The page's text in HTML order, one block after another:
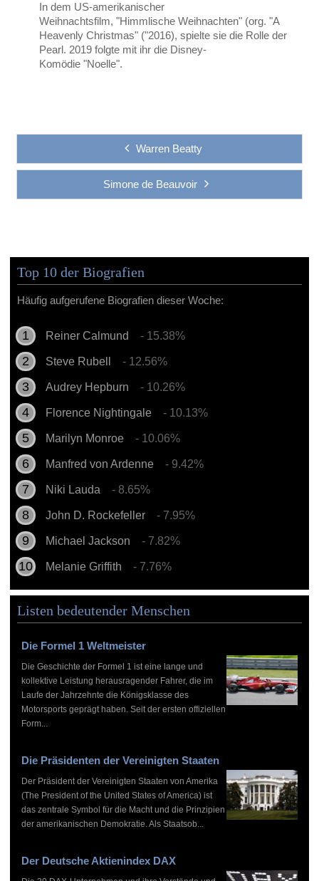
In dem US-amerikanischer
Weihnachtsfilm, "Himmlische Weihnachten" (org. "A
Heavenly Christmas" ("2016), spielte sie die Rolle der
Pearl. 2019 folgte mit ihr die Disney-
Komödie "Noelle".
Warren Beatty
Simone de Beauvoir
Top 10 der Biografien
Häufig aufgerufene Biografien dieser Woche:
Reiner Calmund - 15.38%
Steve Rubell - 12.56%
Audrey Hepburn - 10.26%
Florence Nightingale - 10.13%
Marilyn Monroe - 10.06%
Manfred von Ardenne - 9.42%
Niki Lauda - 8.65%
John D. Rockefeller - 7.95%
Michael Jackson - 7.82%
Melanie Griffith - 7.76%
Listen bedeutender Menschen
Die Formel 1 Weltmeister
Die Geschichte der Formel 1 ist eine lange und
kollektive Leistung herausragender Fahrer, die im
Laufe der Jahrzehnte die Königsklasse des
Motorsports geprägt haben. Seit der ersten offiziellen
Form...
Die Präsidenten der Vereinigten Staaten
Der Präsident der Vereinigten Staaten von Amerika
(The President of the United States of America) ist
das zentrale Symbol für die Macht und die Prinzipien
der amerikanischen Demokratie. Als Staatsob...
Der Deutsche Aktienindex DAX